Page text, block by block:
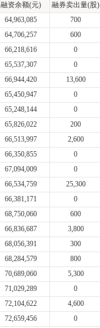
融资余额(元) 融券卖出量(股)
64,963,085 700
64,706,257 600
66,218,616 0
65,537,307 0
66,944,420 13,600
65,450,947 0
65,248,144 0
65,826,022 200
66,513,997 2,600
66,350,855 0
67,094,009 0
66,534,759 25,300
66,381,171 0
68,750,060 600
66,836,687 3,800
68,056,391 300
68,284,579 800
70,689,060 5,300
71,029,289 0
72,104,622 4,600
72,659,456 0